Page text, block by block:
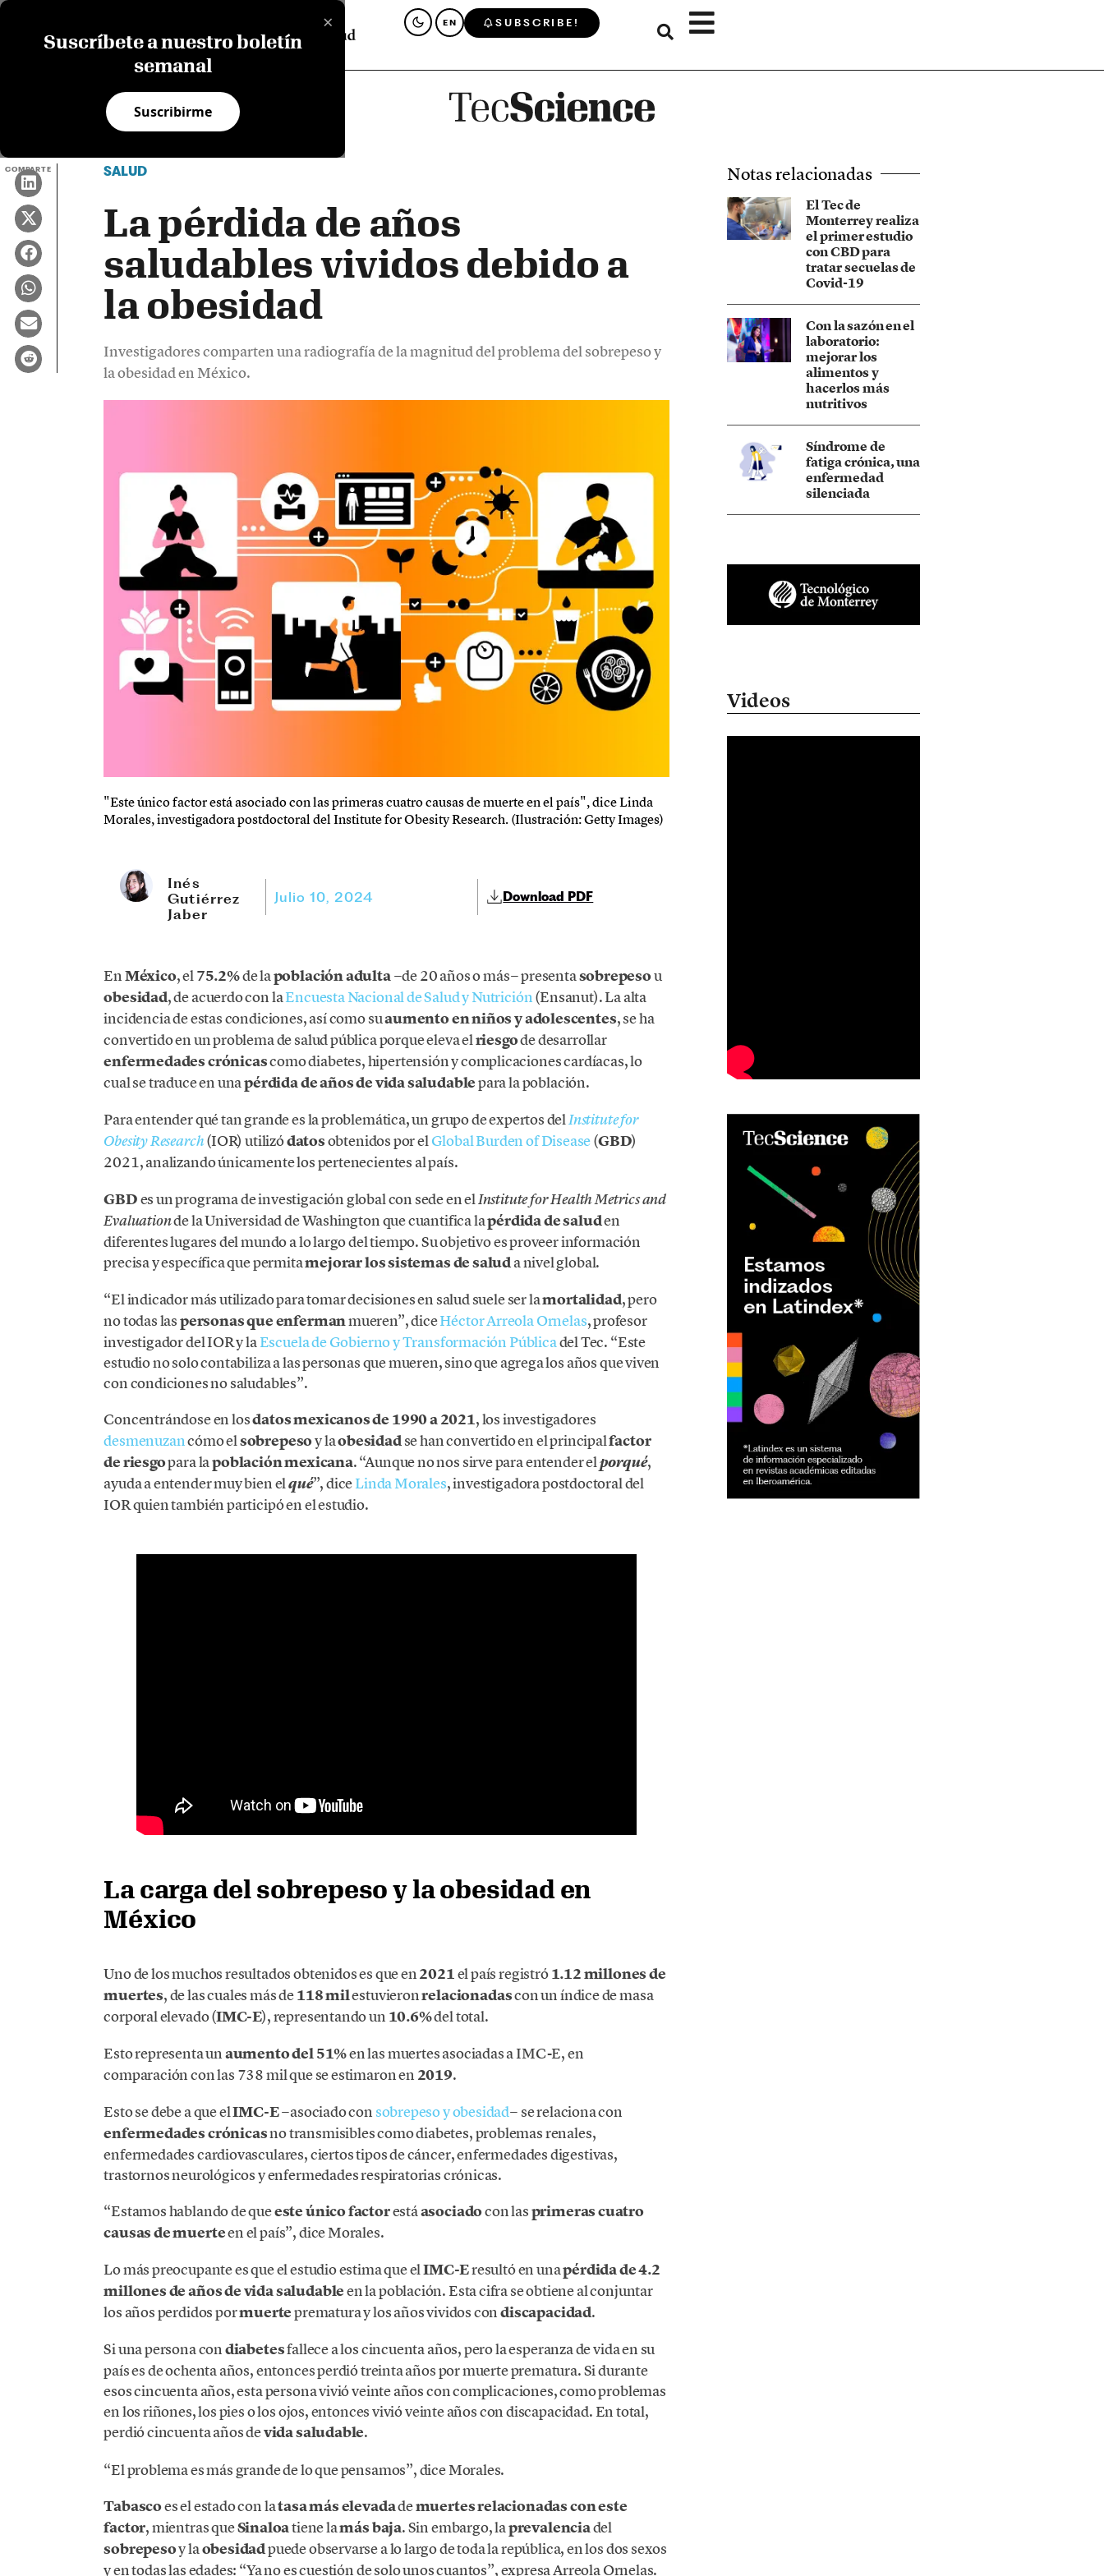
×
Suscríbete a nuestro boletín
semanal
Suscribirme
EN SUBSCRIBE!
COMPARTE SALUD
La pérdida de años
saludables vividos debido a
la obesidad
Investigadores comparten una radiografía de la magnitud del problema del sobrepeso y
la obesidad en México.
"Este único factor está asociado con las primeras cuatro causas de muerte en el país", dice Linda
Morales, investigadora postdoctoral del Institute for Obesity Research. (Ilustración: Getty Images)
Inés
Gutiérrez
Jaber
Julio 10, 2024 Download PDF
EnMéxico, el75.2%de lapoblación adulta−de 20 años o más− presentasobrepesou
obesidad, de acuerdo con laEncuesta Nacional de Salud y Nutrición(Ensanut). La alta
incidencia de estas condiciones, así como suaumento en niños y adolescentes, se ha
convertido en un problema de salud pública porque eleva elriesgode desarrollar
enfermedades crónicascomo diabetes, hipertensión y complicaciones cardíacas, lo
cual se traduce en unapérdida de años de vida saludablepara la población.
Para entender qué tan grande es la problemática, un grupo de expertos delInstitute for
Obesity Research(IOR) utilizódatosobtenidos por elGlobal Burden of Disease(GBD)
2021, analizando únicamente los pertenecientes al país.
GBDes un programa de investigación global con sede en elInstitute for Health Metrics and
Evaluationde la Universidad de Washington que cuantifica lapérdida de saluden
diferentes lugares del mundo a lo largo del tiempo. Su objetivo es proveer información
precisa y específica que permitamejorar los sistemas de saluda nivel global.
“El indicador más utilizado para tomar decisiones en salud suele ser lamortalidad, pero
no todas laspersonas que enfermanmueren”, diceHéctor Arreola Ornelas, profesor
investigador del IOR y laEscuela de Gobierno y Transformación Públicadel Tec. “Este
estudio no solo contabiliza a las personas que mueren, sino que agrega los años que viven
con condiciones no saludables”.
Concentrándose en losdatos mexicanos de 1990 a 2021, los investigadores
desmenuzancómo elsobrepesoy laobesidadse han convertido en el principalfactor
de riesgopara lapoblación mexicana. “Aunque no nos sirve para entender elporqué,
ayuda a entender muy bien elqué”, diceLinda Morales, investigadora postdoctoral del
IOR quien también participó en el estudio.
La carga del sobrepeso y la obesidad en
México
Uno de los muchos resultados obtenidos es que en 2021el país registró1.12 millones de
muertes, de las cuales más de118 milestuvieronrelacionadascon un índice de masa
corporal elevado (IMC-E), representando un 10.6%del total.
Esto representa unaumento del 51%en las muertes asociadas a IMC-E, en
comparación con las 738 mil que se estimaron en 2019.
Esto se debe a que elIMC-E−asociado consobrepeso y obesidad− se relaciona con
enfermedades crónicasno transmisibles como diabetes, problemas renales,
enfermedades cardiovasculares, ciertos tipos de cáncer, enfermedades digestivas,
trastornos neurológicos y enfermedades respiratorias crónicas.
“Estamos hablando de queeste único factorestáasociadocon lasprimeras cuatro
causas de muerteen el país”, dice Morales.
Lo más preocupante es que el estudio estima que elIMC-Eresultó en unapérdida de 4.2
millones de años de vida saludableen la población. Esta cifra se obtiene al conjuntar
los años perdidos pormuerteprematura y los años vividos condiscapacidad.
Si una persona condiabetesfallece a los cincuenta años, pero la esperanza de vida en su
país es de ochenta años, entonces perdió treinta años por muerte prematura. Si durante
esos cincuenta años, esta persona vivió veinte años con complicaciones, como problemas
en los riñones, los pies o los ojos, entonces vivió veinte años con discapacidad. En total,
perdió cincuenta años devida saludable.
“El problema es más grande de lo que pensamos”, dice Morales.
Tabascoes el estado con latasa más elevadademuertes relacionadas con este
factor, mientras queSinaloatiene lamás baja. Sin embargo, laprevalenciadel
sobrepesoy laobesidadpuede observarse a lo largo de toda la república, en los dos sexos
y en todas las edades: “Ya no es cuestión de solo unos cuantos”, expresa Arreola Ornelas.
Notas relacionadas
El Tec de
Monterrey realiza
el primer estudio
con CBD para
tratar secuelas de
Covid-19
Con la sazón en el
laboratorio:
mejorar los
alimentos y
hacerlos más
nutritivos
Síndrome de
fatiga crónica, una
enfermedad
silenciada
Videos